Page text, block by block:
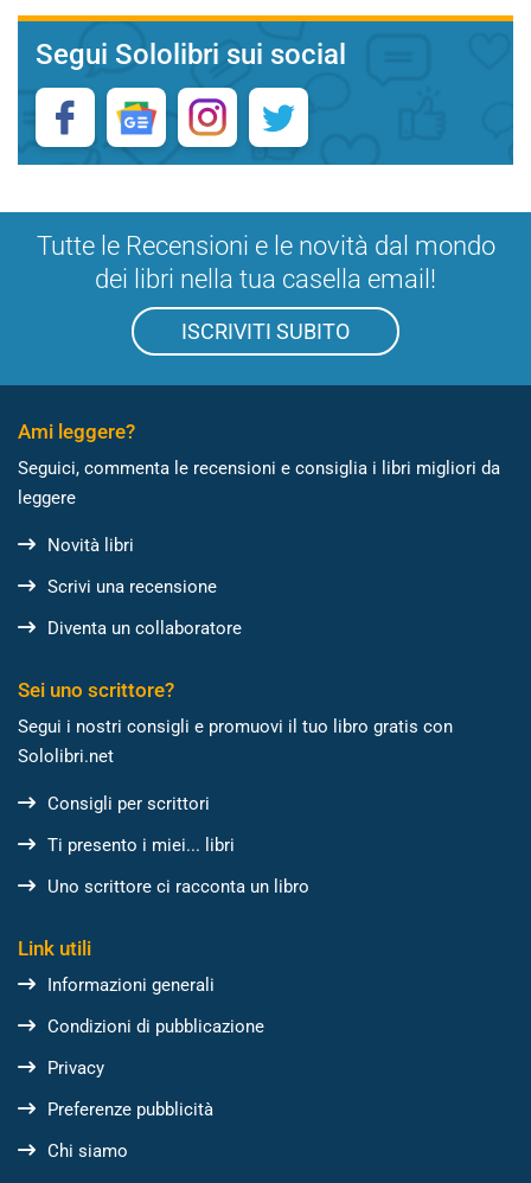
Segui Sololibri sui social
Tutte le Recensioni e le novità dal mondo
dei libri nella tua casella email!
ISCRIVITI SUBITO
Ami leggere?
Seguici, commenta le recensioni e consiglia i libri migliori da
leggere
Novità libri
Scrivi una recensione
Diventa un collaboratore
Sei uno scrittore?
Segui i nostri consigli e promuovi il tuo libro gratis con
Sololibri.net
Consigli per scrittori
Ti presento i miei... libri
Uno scrittore ci racconta un libro
Link utili
Informazioni generali
Condizioni di pubblicazione
Privacy
Preferenze pubblicità
Chi siamo